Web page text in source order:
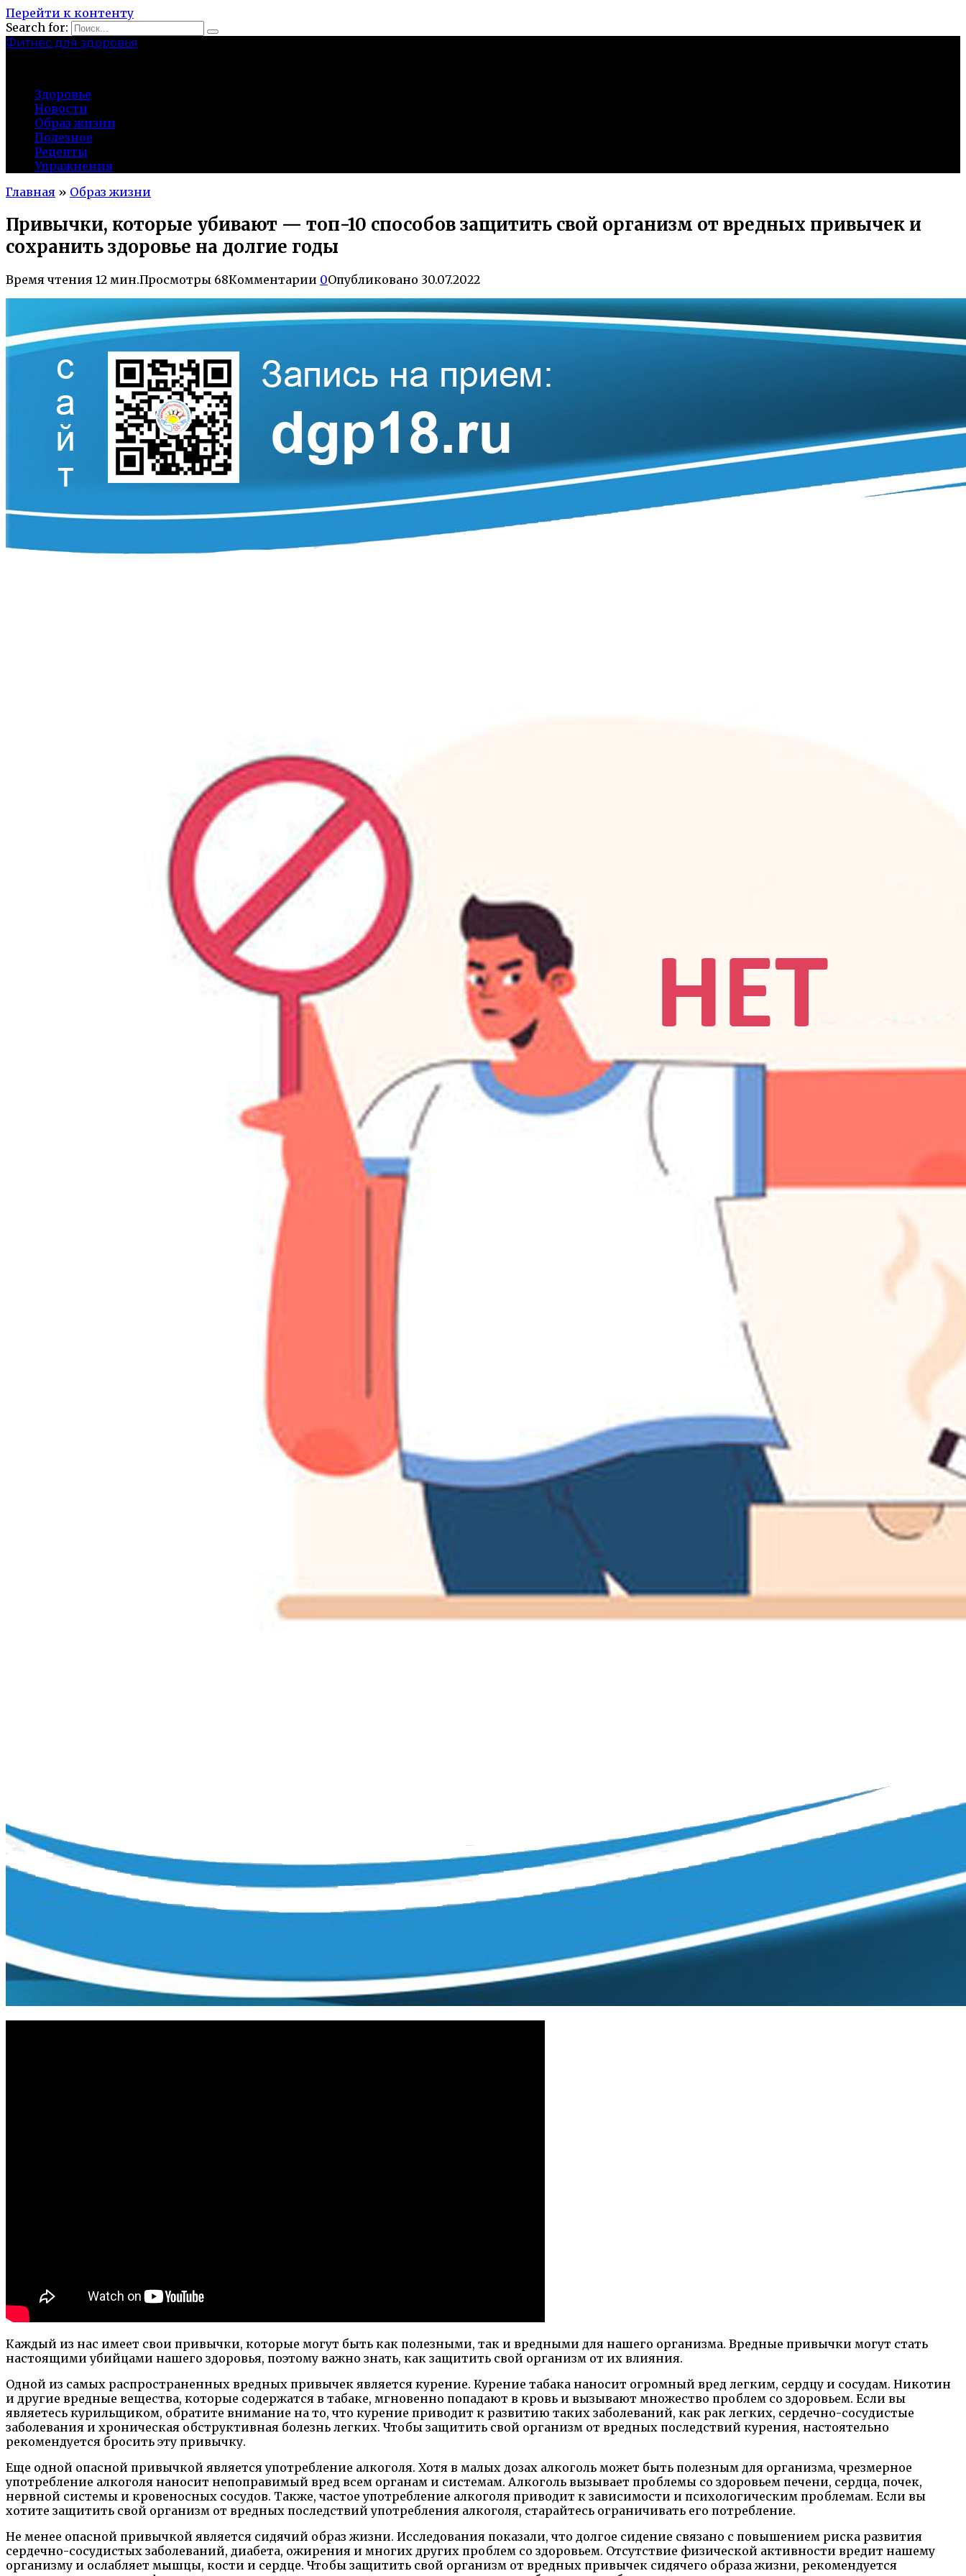
Перейти к контенту
Search for:
Фитнес для здоровья
Здоровье
Новости
Образ жизни
Полезное
Рецепты
Упражнения
Главная » Образ жизни
Привычки, которые убивают — топ-10 способов защитить свой организм от вредных привычек и
сохранить здоровье на долгие годы
Время чтения 12 мин.Просмотры 68Комментарии 0Опубликовано 30.07.2022
Каждый из нас имеет свои привычки, которые могут быть как полезными, так и вредными для нашего организма. Вредные привычки могут стать
настоящими убийцами нашего здоровья, поэтому важно знать, как защитить свой организм от их влияния.
Одной из самых распространенных вредных привычек является курение. Курение табака наносит огромный вред легким, сердцу и сосудам. Никотин
и другие вредные вещества, которые содержатся в табаке, мгновенно попадают в кровь и вызывают множество проблем со здоровьем. Если вы
являетесь курильщиком, обратите внимание на то, что курение приводит к развитию таких заболеваний, как рак легких, сердечно-сосудистые
заболевания и хроническая обструктивная болезнь легких. Чтобы защитить свой организм от вредных последствий курения, настоятельно
рекомендуется бросить эту привычку.
Еще одной опасной привычкой является употребление алкоголя. Хотя в малых дозах алкоголь может быть полезным для организма, чрезмерное
употребление алкоголя наносит непоправимый вред всем органам и системам. Алкоголь вызывает проблемы со здоровьем печени, сердца, почек,
нервной системы и кровеносных сосудов. Также, частое употребление алкоголя приводит к зависимости и психологическим проблемам. Если вы
хотите защитить свой организм от вредных последствий употребления алкоголя, старайтесь ограничивать его потребление.
Не менее опасной привычкой является сидячий образ жизни. Исследования показали, что долгое сидение связано с повышением риска развития
сердечно-сосудистых заболеваний, диабета, ожирения и многих других проблем со здоровьем. Отсутствие физической активности вредит нашему
организму и ослабляет мышцы, кости и сердце. Чтобы защитить свой организм от вредных привычек сидячего образа жизни, рекомендуется